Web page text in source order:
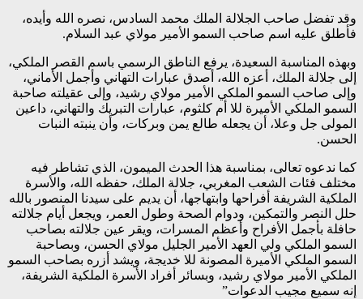
وقد تفضل صاحب الجلالة الملك محمد السادس، نصره الله وأيده،
فأطلق عليه اسم صاحب السمو الأمير مولاي عبد السلام.
وبهذه المناسبة السعيدة، يرفع الناطق الرسمي باسم القصر الملكي،
إلى جلالة الملك، أعزه الله، أصدق عبارات التهاني وأجمل الأماني،
وإلى صاحب السمو الملكي الأمير مولاي رشيد، وإلى عقيلته صاحبة
السمو الملكي الأميرة للا أم كلثوم، عبارات التبريك والتهاني، داعين
المولى جل وعلا، أن يجعله طالع يمن وبركات، وأن ينبته النبات
الحسن.
كما ندعوه تعالى، بمناسبة هذا الحدث الميمون، الذي تشاطر فيه
مختلف فئات الشعب المغربي، جلالة الملك، حفظه الله، والأسرة
الملكية الشريفة أفراحها وابتهاجها، أن يديم على سيدنا المنصور بالله
حلل النصر والتمكين، ودوام الصحة وطول العمر، ويجعل أيام جلالته
حافلة بأجمل الأفراح وأعظم المسرات، ويقر عين جلالته بصاحب
السمو الملكي ولي العهد الأمير الجليل مولاي الحسن، وبصاحبة
السمو الملكي الأميرة المصونة للا خديجة، ويشد أزره بصاحب السمو
الملكي الأمير مولاي رشيد، وبسائر أفراد الأسرة الملكية الشريفة،
إنه سميع مجيب الدعوات”